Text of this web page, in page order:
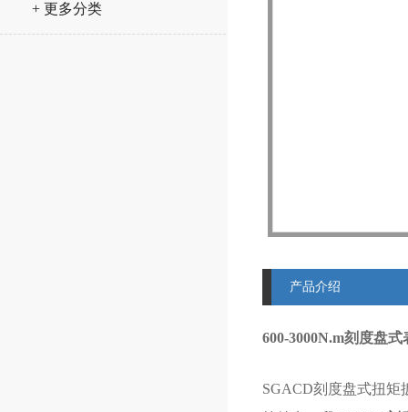
+ 更多分类
产品介绍
600-3000N.m刻度盘
SGACD刻度盘式扭矩